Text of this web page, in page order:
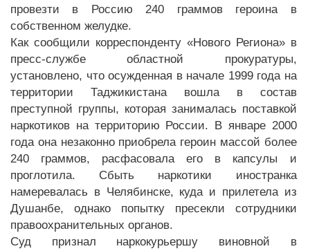
провезти в Россию 240 граммов героина в
собственном желудке.
Как сообщили корреспонденту «Нового Региона» в
пресс-службе областной прокуратуры,
установлено, что осужденная в начале 1999 года на
территории Таджикистана вошла в состав
преступной группы, которая занималась поставкой
наркотиков на территорию России. В январе 2000
года она незаконно приобрела героин массой более
240 граммов, расфасовала его в капсулы и
проглотила. Сбыть наркотики иностранка
намеревалась в Челябинске, куда и прилетела из
Душанбе, однако попытку пресекли сотрудники
правоохранительных органов.
Суд признал наркокурьершу виновной в